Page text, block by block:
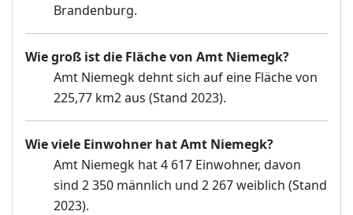
Brandenburg.
Wie groß ist die Fläche von Amt Niemegk?
Amt Niemegk dehnt sich auf eine Fläche von
225,77 km2 aus (Stand 2023).
Wie viele Einwohner hat Amt Niemegk?
Amt Niemegk hat 4 617 Einwohner, davon
sind 2 350 männlich und 2 267 weiblich (Stand
2023).